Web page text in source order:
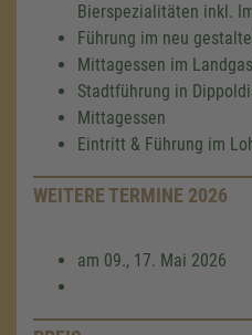
Bierspezialitäten inkl.
Führung im neu
Mittagessen im
Stadtführung in
Mittagessen
Eintritt & Führung im
WEITERE TERMINE 2026
am 09., 17. Mai 2026